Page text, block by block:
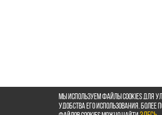
Мы используем файлы cookies для
удобства его использования.